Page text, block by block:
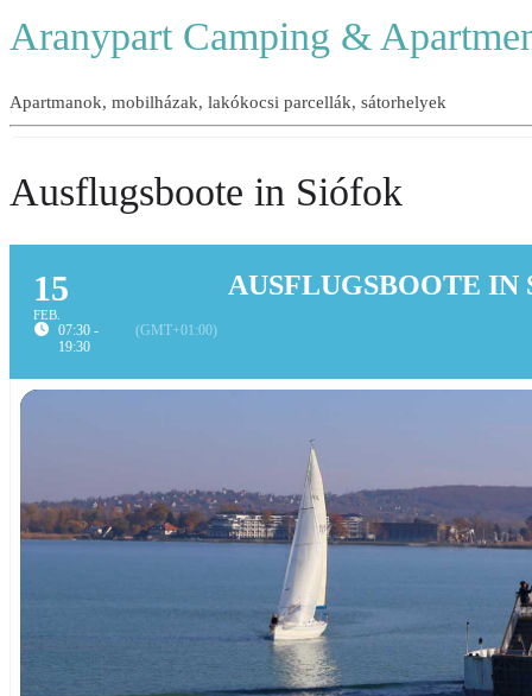
Aranypart Camping &
Apartmanok, mobilházak, lakókocsi parcellák, sátorhelyek
Ausflugsboote in Siófok
15
FEB.
07:30 -
19:30
(GMT+01:00)
AUSFLUGSBOOTE IN